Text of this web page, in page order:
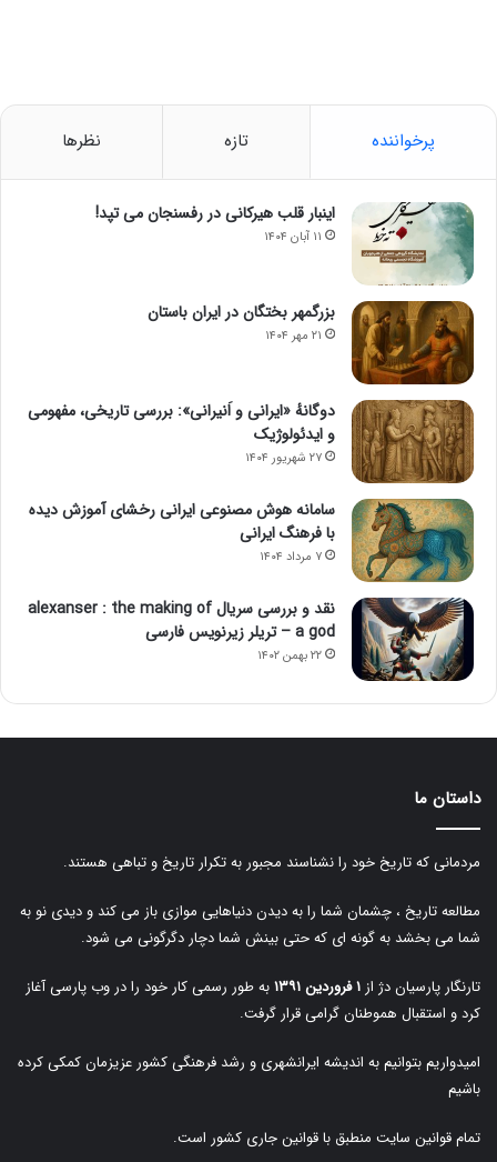
پرخواننده تازه نظرها
اینبار قلب هیرکانی در رفسنجان می تپد!
۱۱ آبان ۱۴۰۴
بزرگمهر بختگان در ایران باستان
۲۱ مهر ۱۴۰۴
دوگانهٔ «ایرانی و اَنیرانی»: بررسی تاریخی، مفهومی
و ایدئولوژیک
۲۷ شهریور ۱۴۰۴
سامانه هوش مصنوعی ایرانی رخشای آموزش دیده
با فرهنگ ایرانی
۷ مرداد ۱۴۰۴
نقد و بررسی سریال alexanser : the making of
a god – تریلر زیرنویس فارسی
۲۲ بهمن ۱۴۰۲
داستان ما
مردمانی که تاریخ خود را نشناسند مجبور به تکرار تاریخ و تباهی هستند.
مطالعه تاریخ ، چشمان شما را به دیدن دنیاهایی موازی باز می کند و دیدی نو به
شما می بخشد به گونه ای که حتی بینش شما دچار دگرگونی می شود.
تارنگار پارسیان دژ از ۱ فروردین ۱۳۹۱
به طور رسمی کار خود را در وب پارسی آغاز
کرد و استقبال هموطنان گرامی قرار گرفت.
امیدواریم بتوانیم به اندیشه ایرانشهری و رشد فرهنگی کشور عزیزمان کمکی کرده
باشیم
تمام قوانین سایت منطبق با قوانین جاری کشور است.